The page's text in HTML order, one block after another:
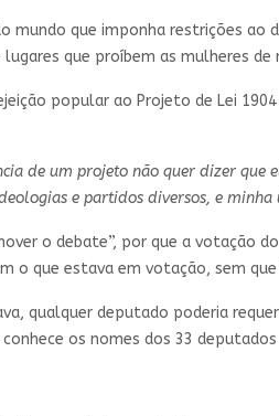
mundo que imponha restrições
que proíbem as mulheres
popular ao Projeto de Lei
de um projeto não quer dizer
e partidos diversos, e minha
o debate”, por que a votação
o que estava em votação, sem
qualquer deputado poderia
os nomes dos 33